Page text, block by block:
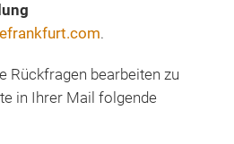
.
Rückfragen bearbeiten zu
in Ihrer Mail folgende